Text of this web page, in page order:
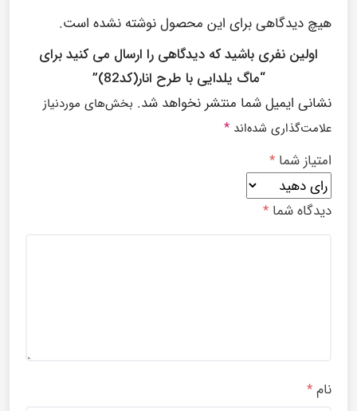
هیچ دیدگاهی برای این محصول نوشته نشده است.
اولین نفری باشید که دیدگاهی را ارسال می کنید برای
“ماگ یلدایی با طرح انار(کد82)”
نشانی ایمیل شما منتشر نخواهد شد. بخش‌های موردنیاز
علامت‌گذاری شده‌اند *
امتیاز شما *
دیدگاه شما *
نام*